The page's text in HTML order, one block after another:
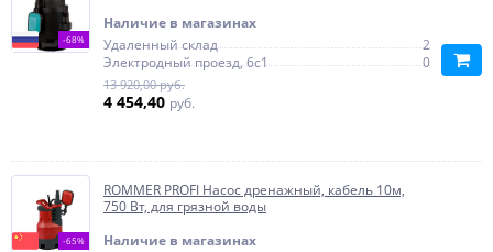
-68%
Наличие в магазинах
Удаленный склад
2
Электродный проезд, 6с1
0
13 920,00 руб.
4 454,40 руб.
-65%
ROMMER PROFI Насос дренажный, кабель 10м,
750 Вт, для грязной воды
Наличие в магазинах